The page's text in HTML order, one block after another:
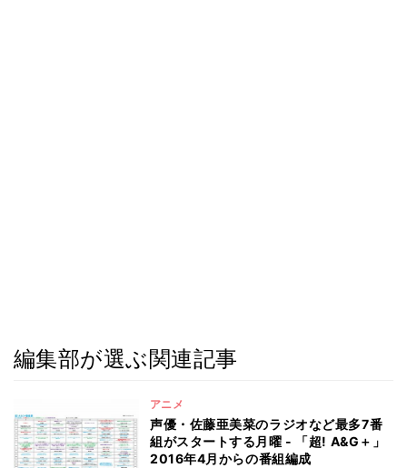
編集部が選ぶ関連記事
アニメ
声優・佐藤亜美菜のラジオなど最多7番
組がスタートする月曜 - 「超! A&G＋」
2016年4月からの番組編成